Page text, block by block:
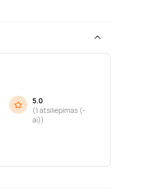
5.0
(1 atsiliepimas (-
ai))